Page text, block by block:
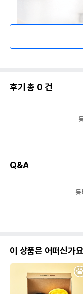
후기 총 0 건
Q&A
등
이 상품은 어떠신가